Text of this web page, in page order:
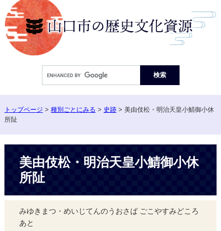
ー
ジ
の
検
トップページ > 種別ごとにみる > 史跡> 美由伎松・明治天皇小鯖御小休
所阯
美由伎松・明治天皇小鯖御小休
所阯
みゆきまつ・めいじてんのうおさば ごこやすみどころ
あと